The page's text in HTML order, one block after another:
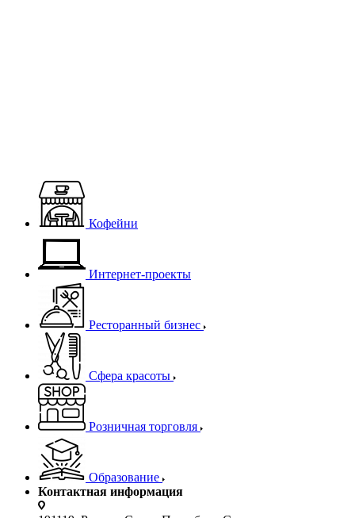
Кофейни
Интернет-проекты
Ресторанный бизнес
Сфера красоты
Розничная торговля
Образование
Контактная информация